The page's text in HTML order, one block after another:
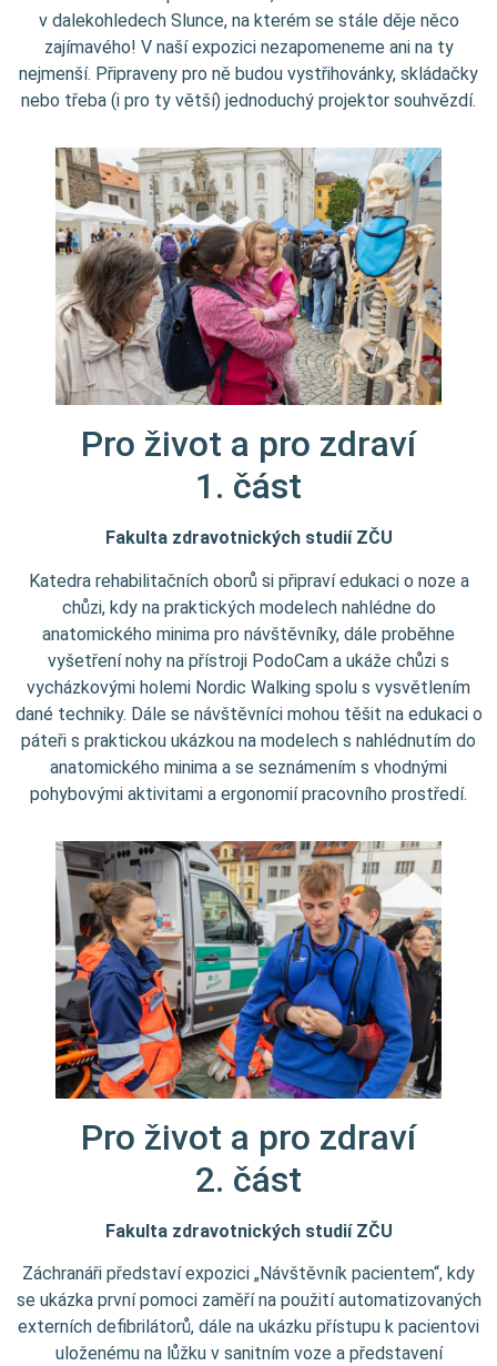
v dalekohledech Slunce, na kterém se stále děje něco
zajímavého! V naší expozici nezapomeneme ani na ty
nejmenší. Připraveny pro ně budou vystřihovánky, skládačky
nebo třeba (i pro ty větší) jednoduchý projektor souhvězdí.
Pro život a pro zdraví
1. část
Fakulta zdravotnických studií ZČU
Katedra rehabilitačních oborů si připraví edukaci o noze a
chůzi, kdy na praktických modelech nahlédne do
anatomického minima pro návštěvníky, dále proběhne
vyšetření nohy na přístroji PodoCam a ukáže chůzi s
vycházkovými holemi Nordic Walking spolu s vysvětlením
dané techniky. Dále se návštěvníci mohou těšit na edukaci o
páteři s praktickou ukázkou na modelech s nahlédnutím do
anatomického minima a se seznámením s vhodnými
pohybovými aktivitami a ergonomií pracovního prostředí.
Pro život a pro zdraví
2. část
Fakulta zdravotnických studií ZČU
Záchranáři představí expozici „Návštěvník pacientem“, kdy
se ukázka první pomoci zaměří na použití automatizovaných
externích defibrilátorů, dále na ukázku přístupu k pacientovi
uloženému na lůžku v sanitním voze a představení